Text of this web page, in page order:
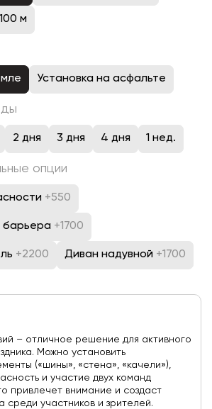
м
Установка на асфальте
2 дня 3 дня 4 дня 1 нед.
опции
+550
барьера +1700
+2200 Диван надувной +1700
– отличное решение для активного
Можно установить
(«шины», «стена», «качели»),
и участие двух команд
привлечет внимание и создаст
среди участников и зрителей.